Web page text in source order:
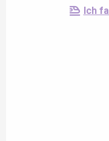
Ich